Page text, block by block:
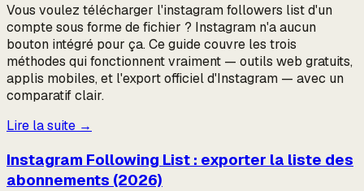
Vous voulez télécharger l'instagram followers list d'un
compte sous forme de fichier ? Instagram n'a aucun
bouton intégré pour ça. Ce guide couvre les trois
méthodes qui fonctionnent vraiment — outils web gratuits,
applis mobiles, et l'export officiel d'Instagram — avec un
comparatif clair.
Lire la suite →
Instagram Following List : exporter la liste des
abonnements (2026)